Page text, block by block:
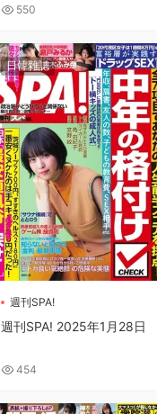
550
日韓雜誌
週刊SPA!
週刊SPA! 2025年1月28日
454